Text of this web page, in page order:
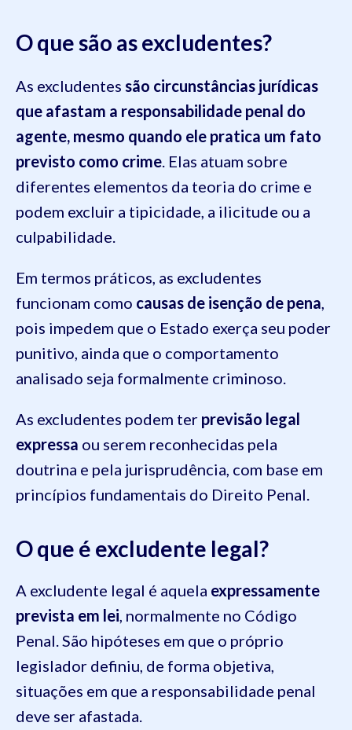
O que são as excludentes?
As excludentes são circunstâncias jurídicas
que afastam a responsabilidade penal do
agente, mesmo quando ele pratica um fato
previsto como crime. Elas atuam sobre
diferentes elementos da teoria do crime e
podem excluir a tipicidade, a ilicitude ou a
culpabilidade.
Em termos práticos, as excludentes
funcionam como causas de isenção de pena,
pois impedem que o Estado exerça seu poder
punitivo, ainda que o comportamento
analisado seja formalmente criminoso.
As excludentes podem ter previsão legal
expressa ou serem reconhecidas pela
doutrina e pela jurisprudência, com base em
princípios fundamentais do Direito Penal.
O que é excludente legal?
A excludente legal é aquela expressamente
prevista em lei, normalmente no Código
Penal. São hipóteses em que o próprio
legislador definiu, de forma objetiva,
situações em que a responsabilidade penal
deve ser afastada.